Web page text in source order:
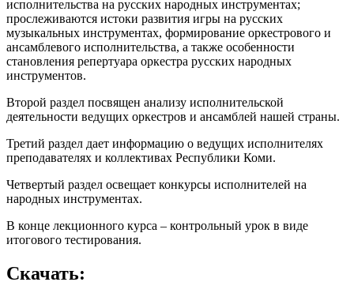
исполнительства на русских народных инструментах;
прослеживаются истоки развития игры на русских
музыкальных инструментах, формирование оркестрового и
ансамблевого исполнительства, а также особенности
становления репертуара оркестра русских народных
инструментов.
Второй раздел посвящен анализу исполнительской
деятельности ведущих оркестров и ансамблей нашей страны.
Третий раздел дает информацию о ведущих исполнителях
преподавателях и коллективах Республики Коми.
Четвертый раздел освещает конкурсы исполнителей на
народных инструментах.
В конце лекционного курса – контрольный урок в виде
итогового тестирования.
Скачать: